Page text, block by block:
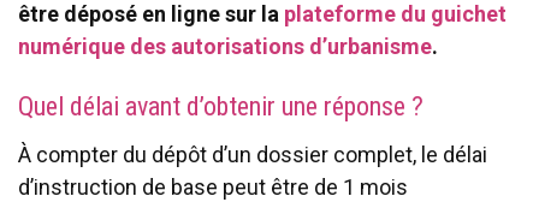
être déposé en ligne sur la plateforme du guichet
numérique des autorisations d’urbanisme.
Quel délai avant d’obtenir une réponse ?
À compter du dépôt d’un dossier complet, le délai
d’instruction de base peut être de 1 mois